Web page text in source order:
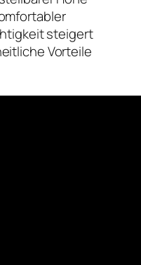
steigert
Vorteile